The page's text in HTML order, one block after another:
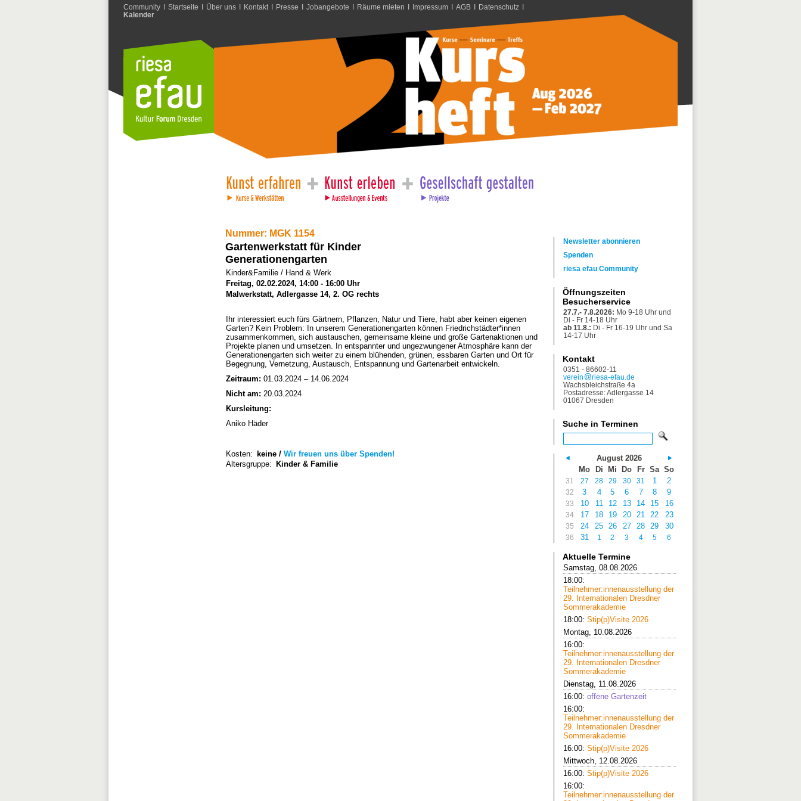
Community I Startseite I Über uns I Kontakt I Presse I Jobangebote I Räume mieten I Impressum I AGB I Datenschutz I
Kalender
Nummer: MGK 1154
Gartenwerkstatt für Kinder
Generationengarten
Kinder&Familie / Hand & Werk
Freitag, 02.02.2024, 14:00 - 16:00 Uhr
Malwerkstatt, Adlergasse 14, 2. OG rechts
Ihr interessiert euch fürs Gärtnern, Pflanzen, Natur und Tiere, habt aber keinen eigenen
Garten? Kein Problem: In unserem Generationengarten können Friedrichstädter*innen
zusammenkommen, sich austauschen, gemeinsame kleine und große Gartenaktionen und
Projekte planen und umsetzen. In entspannter und ungezwungener Atmosphäre kann der
Generationengarten sich weiter zu einem blühenden, grünen, essbaren Garten und Ort für
Begegnung, Vernetzung, Austausch, Entspannung und Gartenarbeit entwickeln.
Zeitraum: 01.03.2024 – 14.06.2024
Nicht am: 20.03.2024
Kursleitung:
Aniko Häder
Kosten: keine / Wir freuen uns über Spenden!
Altersgruppe:
Kinder & Familie
Newsletter abonnieren
Spenden
riesa efau Community
Öffnungszeiten
Besucherservice
27.7.- 7.8.2026: Mo 9-18 Uhr und
Di - Fr 14-18 Uhr
ab 11.8.: Di - Fr 16-19 Uhr und Sa
14-17 Uhr
Kontakt
0351 - 86602-11
verein
riesa-efau.de
Wachsbleichstraße 4a
Postadresse: Adlergasse 14
01067 Dresden
Suche in Terminen
August 2026
Mo
Di Mi Do Fr Sa So
31 27 28 29 30 31 1 2
32 3 4 5 6 7 8 9
33 10 11 12 13 14 15 16
34 17 18 19 20 21 22 23
35 24 25 26 27 28 29 30
36 31 1 2 3 4 5 6
Aktuelle Termine
Samstag, 08.08.2026
18:00:
Teilnehmer:innenausstellung der
29. Internationalen Dresdner
Sommerakademie
18:00: Stip(p)Visite 2026
Montag, 10.08.2026
16:00:
Teilnehmer:innenausstellung der
29. Internationalen Dresdner
Sommerakademie
Dienstag, 11.08.2026
16:00: offene Gartenzeit
16:00:
Teilnehmer:innenausstellung der
29. Internationalen Dresdner
Sommerakademie
16:00: Stip(p)Visite 2026
Mittwoch, 12.08.2026
16:00: Stip(p)Visite 2026
16:00:
Teilnehmer:innenausstellung der